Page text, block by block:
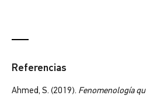
Referencias
Ahmed, S. (2019). Fenomenología